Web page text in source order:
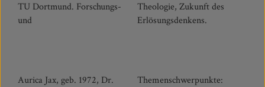
TU Dortmund. Forschungs-
und
Theologie, Zukunft des
Erlösungsdenkens.
Aurica Jax, geb. 1972, Dr.
Themenschwerpunkte: